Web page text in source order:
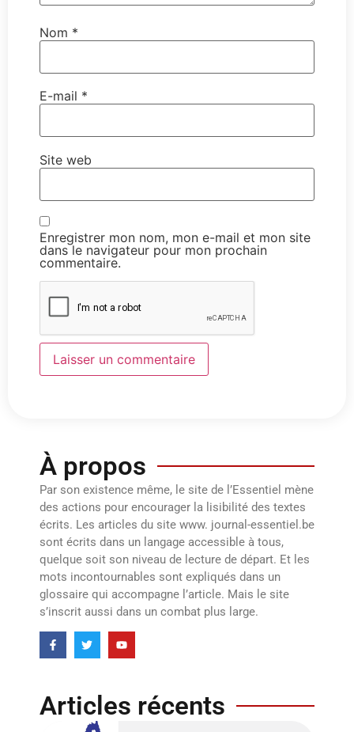
Nom *
E-mail *
Site web
Enregistrer mon nom, mon e-mail et mon site
dans le navigateur pour mon prochain
commentaire.
À propos
Par son existence même, le site de l’Essentiel mène
des actions pour encourager la lisibilité des textes
écrits. Les articles du site www. journal-essentiel.be
sont écrits dans un langage accessible à tous,
quelque soit son niveau de lecture de départ. Et les
mots incontournables sont expliqués dans un
glossaire qui accompagne l’article. Mais le site
s’inscrit aussi dans un combat plus large.
Articles récents